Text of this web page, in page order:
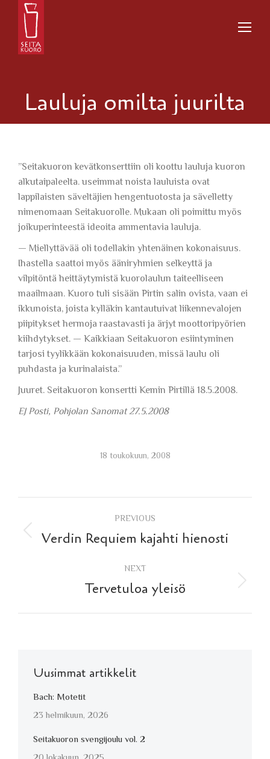
Lauluja omilta juurilta
”Seitakuoron kevätkonserttiin oli koottu lauluja kuoron
alkutaipaleelta. useimmat noista lauluista ovat
lappilaisten säveltäjien hengentuotosta ja sävelletty
nimenomaan Seitakuorolle. Mukaan oli poimittu myös
joikuperinteestä ideoita ammentavia lauluja.
— Miellyttävää oli todellakin yhtenäinen kokonaisuus.
Ihastella saattoi myös ääniryhmien selkeyttä ja
vilpitöntä heittäytymistä kuorolaulun taiteelliseen
maailmaan. Kuoro tuli sisään Pirtin salin ovista, vaan ei
ikkunoista, joista kylläkin kantautuivat liikennevalojen
piipitykset hermoja raastavasti ja ärjyt moottoripyörien
kiihdytykset. — Kaikkiaan Seitakuoron esiintyminen
tarjosi tyylikkään kokonaisuuden, missä laulu oli
puhdasta ja kurinalaista.”
Juuret. Seitakuoron konsertti Kemin Pirtillä 18.5.2008.
EJ Posti, Pohjolan Sanomat 27.5.2008
18 toukokuun, 2008
Post
navigation
PREVIOUS
Previous
Verdin Requiem kajahti hienosti
NEXT
Next
Tervetuloa yleisö
Uusimmat artikkelit
Bach: Motetit
23 helmikuun, 2026
Seitakuoron svengijoulu vol. 2